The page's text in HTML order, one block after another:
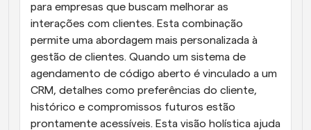
para empresas que buscam melhorar as
interações com clientes. Esta combinação
permite uma abordagem mais personalizada à
gestão de clientes. Quando um sistema de
agendamento de código aberto é vinculado a um
CRM, detalhes como preferências do cliente,
histórico e compromissos futuros estão
prontamente acessíveis. Esta visão holística ajuda